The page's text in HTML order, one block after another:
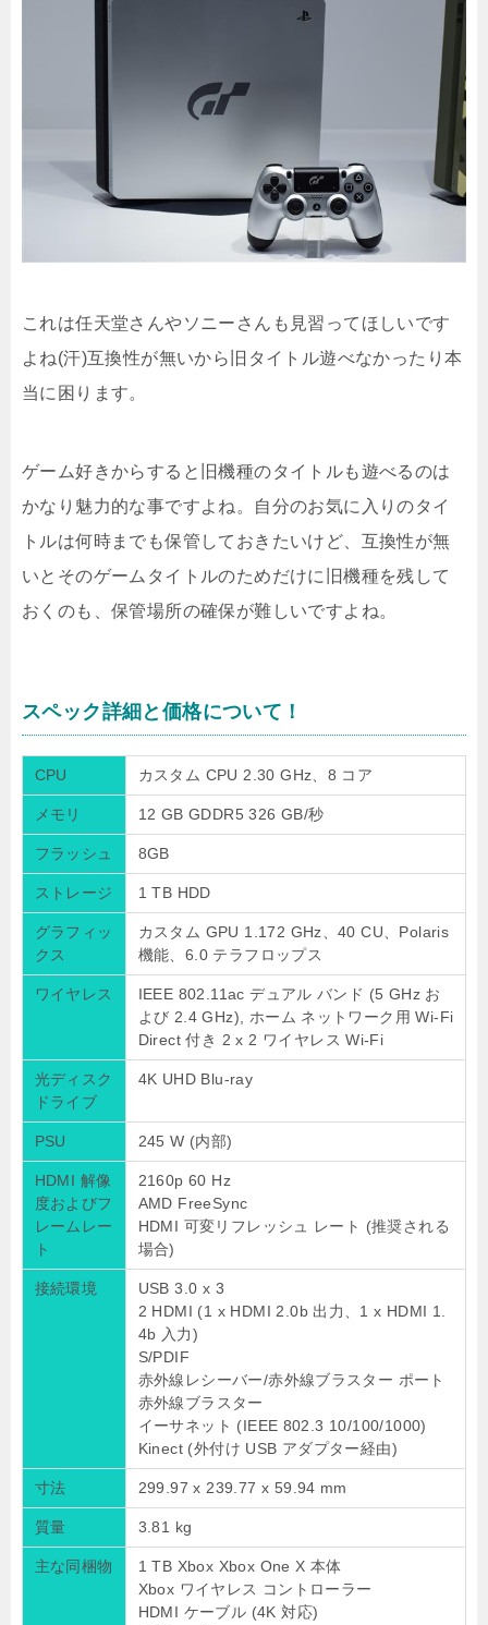
これは任天堂さんやソニーさんも見習ってほしいです
よね(汗)互換性が無いから旧タイトル遊べなかったり本
当に困ります。
ゲーム好きからすると旧機種のタイトルも遊べるのは
かなり魅力的な事ですよね。自分のお気に入りのタイ
トルは何時までも保管しておきたいけど、互換性が無
いとそのゲームタイトルのためだけに旧機種を残して
おくのも、保管場所の確保が難しいですよね。
スペック詳細と価格について！
CPU カスタム CPU 2.30 GHz、8 コア
メモリ 12 GB GDDR5 326 GB/秒
フラッシュ 8GB
ストレージ 1 TB HDD
グラフィッ
クス
カスタム GPU 1.172 GHz、40 CU、Polaris
機能、6.0 テラフロップス
ワイヤレス
IEEE 802.11ac デュアル バンド (5 GHz お
よび 2.4 GHz), ホーム ネットワーク用 Wi-Fi
Direct 付き 2 x 2 ワイヤレス Wi-Fi
光ディスク
ドライブ
4K UHD Blu-ray
PSU 245 W (内部)
HDMI 解像
度およびフ
レームレー
ト
2160p 60 Hz
AMD FreeSync
HDMI 可変リフレッシュ レート (推奨される
場合)
接続環境
USB 3.0 x 3
2 HDMI (1 x HDMI 2.0b 出力、1 x HDMI 1.
4b 入力)
S/PDIF
赤外線レシーバー/赤外線ブラスター ポート
赤外線ブラスター
イーサネット (IEEE 802.3 10/100/1000)
Kinect (外付け USB アダプター経由)
寸法 299.97 x 239.77 x 59.94 mm
質量 3.81 kg
主な同梱物
1 TB Xbox Xbox One X 本体
Xbox ワイヤレス コントローラー
HDMI ケーブル (4K 対応)